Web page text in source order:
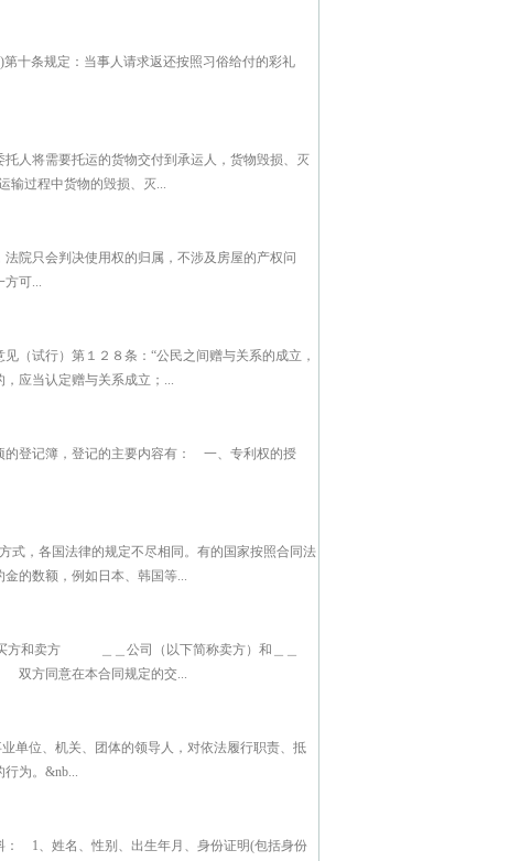
十条规定：当事人请求返还按照习俗给付的彩礼
将需要托运的货物交付到承运人，货物毁损、灭
过程中货物的毁损、灭...
院只会判决使用权的归属，不涉及房屋的产权问
可...
（试行）第１２８条：“公民之间赠与关系的成立，
应当认定赠与关系成立；...
的登记簿，登记的主要内容有： 一、专利权的授
式，各国法律的规定不尽相同。有的国家按照合同法
的数额，例如日本、韩国等...
＿＿公司（以下简称卖方）和＿＿
方同意在本合同规定的交...
单位、机关、团体的领导人，对依法履行职责、抵
为。&nb...
1、姓名、性别、出生年月、身份证明(包括身份